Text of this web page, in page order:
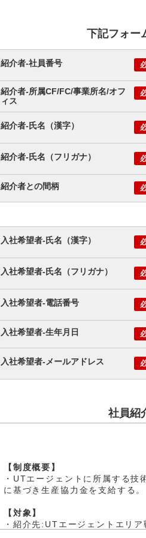
下記フォー
紹介者-社員番号
紹介者-所属CF/FC/事業所名/オフ
ィス
紹介者-氏名（漢字）
紹介者-氏名（フリガナ）
紹介者との間柄
入社希望者-氏名（漢字）
入社希望者-氏名（フリガナ）
入社希望者-電話番号
入社希望者-生年月日
入社希望者-メールアドレス
社員紹
【制度概要】
・UTエージェントに所属する
に基づき生産協力金を支給する。
【対象】
・紹介先:UTエージェントエリ